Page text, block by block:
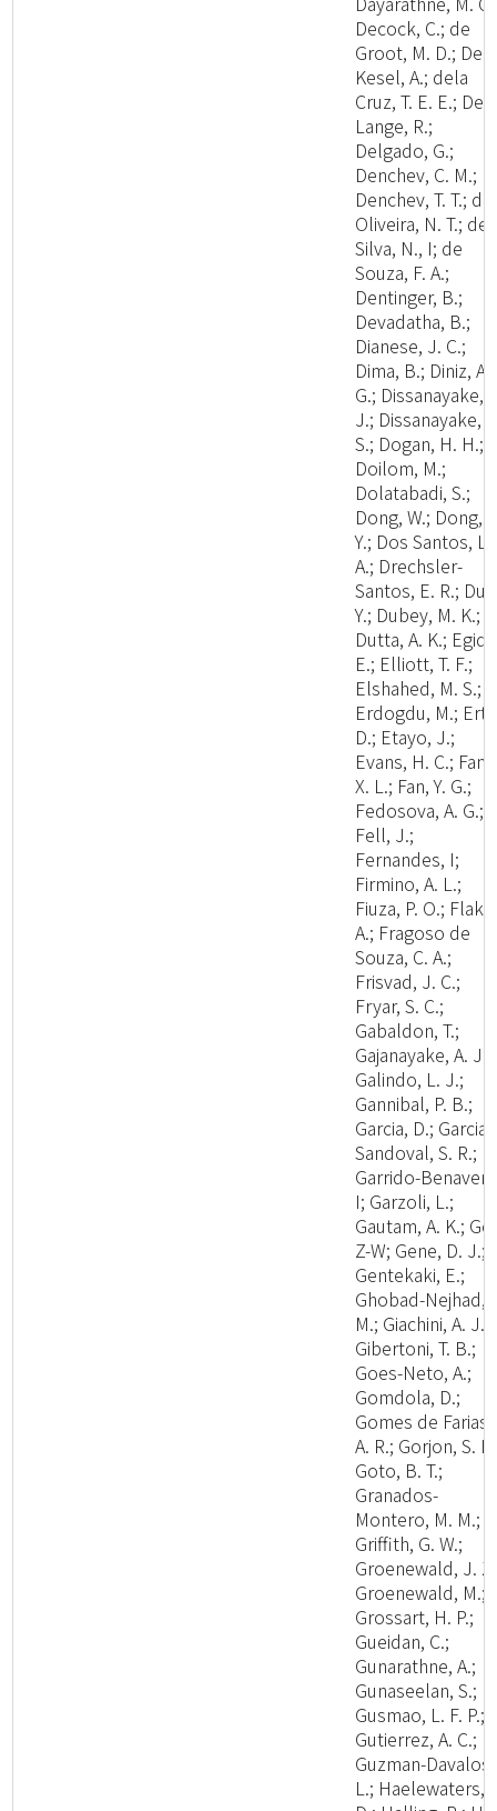
Decock, C.; de
Groot, M. D.; De
Kesel, A.; dela
Cruz, T. E. E.; De
Lange, R.;
Delgado, G.;
Denchev, C. M.;
Denchev, T. T.; de
Oliveira, N. T.; de
Silva, N., I; de
Souza, F. A.;
Dentinger, B.;
Devadatha, B.;
Dianese, J. C.;
Dima, B.; Diniz, A.
G.; Dissanayake,
J.; Dissanayake,
S.; Dogan, H. H.;
Doilom, M.;
Dolatabadi, S.;
Dong, W.; Dong,
Y.; Dos Santos, L.
A.; Drechsler-
Santos, E. R.; Du,
Y.; Dubey, M. K.;
Dutta, A. K.; Egidi,
E.; Elliott, T. F.;
Elshahed, M. S.;
Erdogdu, M.;
D.; Etayo, J.;
Evans, H. C.; Fan,
X. L.; Fan, Y. G.;
Fedosova, A. G.;
Fell, J.;
Fernandes, I;
Firmino, A. L.;
Fiuza, P. O.;
A.; Fragoso de
Souza, C. A.;
Frisvad, J. C.;
Fryar, S. C.;
Gabaldon, T.;
Gajanayake, A. J.;
Galindo, L. J.;
Gannibal, P. B.;
Garcia, D.; Garcia-
Sandoval, S. R.;
Garrido-
I; Garzoli, L.;
Gautam, A. K.; Ge,
Z-W; Gene, D. J.;
Gentekaki, E.;
Ghobad-Nejhad,
M.; Giachini, A. J.;
Gibertoni, T. B.;
Goes-Neto, A.;
Gomdola, D.;
Gomes de Farias,
A. R.; Gorjon, S.
Goto, B. T.;
Granados-
Montero, M. M.;
Griffith, G. W.;
Groenewald, J.
Groenewald, M.;
Grossart, H. P.;
Gueidan, C.;
Gunarathne, A.;
Gunaseelan, S.;
Gusmao, L. F. P.;
Gutierrez, A. C.;
Guzman-Davalos,
L.; Haelewaters,